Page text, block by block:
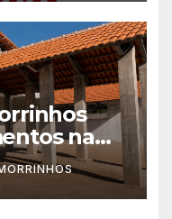
na
Escola
de
em ritmo